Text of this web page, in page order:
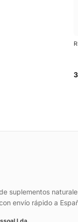
suplementos
envío rápido a